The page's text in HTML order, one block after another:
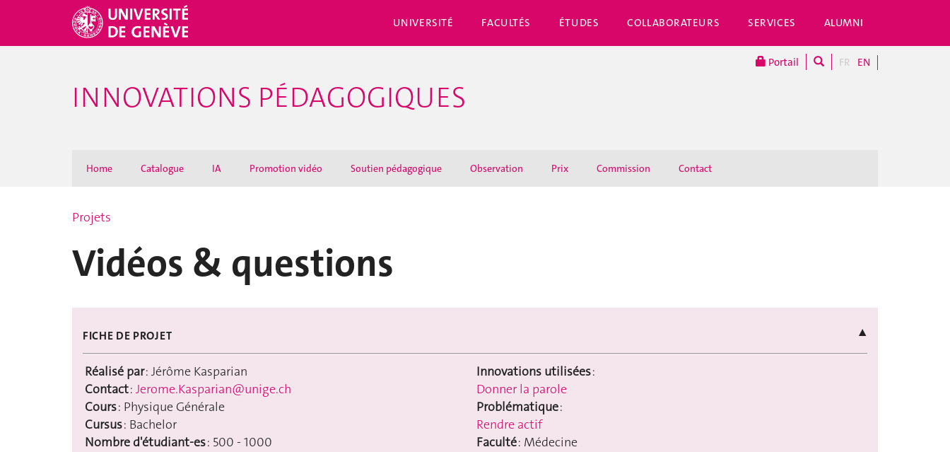
UNIVERSITÉ FACULTÉS ÉTUDES COLLABORATEURS SERVICES ALUMNI
Portail FR EN
INNOVATIONS PÉDAGOGIQUES
Home Catalogue IA Promotion vidéo Soutien pédagogique Observation Prix Commission Contact
Projets
Vidéos & questions
FICHE DE PROJET ▲
Réalisé par: Jérôme Kasparian
Contact: Jerome.Kasparian@unige.ch
Cours: Physique Générale
Cursus: Bachelor
Nombre d'étudiant-es: 500 - 1000
Innovations utilisées:
Donner la parole
Problématique:
Rendre actif
Faculté: Médecine